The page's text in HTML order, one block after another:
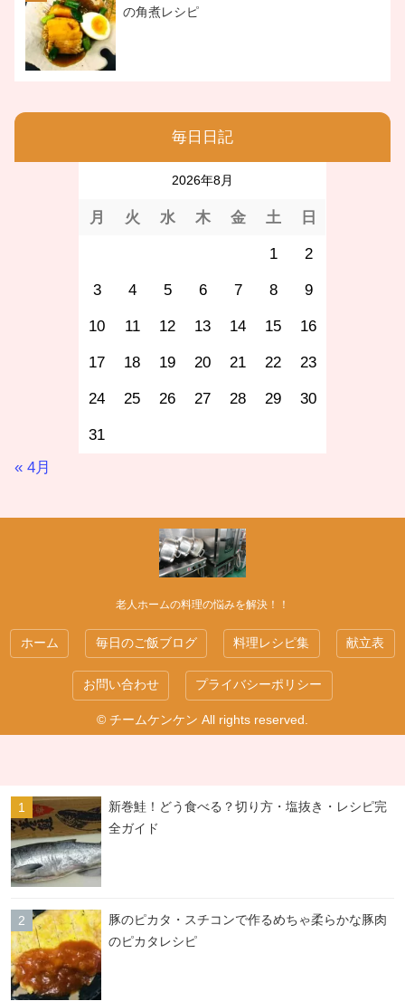
の角煮レシピ
毎日日記
2026年8月
月 火 水 木 金 土 日
1 2
3 4 5 6 7 8 9
10 11 12 13 14 15 16
17 18 19 20 21 22 23
24 25 26 27 28 29 30
31
« 4月
老人ホームの料理の悩みを解決！！
ホーム 毎日のご飯ブログ 料理レシピ集 献立表
お問い合わせ プライバシーポリシー
© チームケンケン All rights reserved.
新巻鮭！どう食べる？切り方・塩抜き・レシピ完
全ガイド
豚のピカタ・スチコンで作るめちゃ柔らかな豚肉
のピカタレシピ